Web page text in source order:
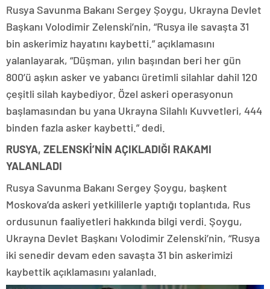
Rusya Savunma Bakanı Sergey Şoygu, Ukrayna Devlet
Başkanı Volodimir Zelenski’nin, “Rusya ile savaşta 31
bin askerimiz hayatını kaybetti.” açıklamasını
yalanlayarak, “Düşman, yılın başından beri her gün
800’ü aşkın asker ve yabancı üretimli silahlar dahil 120
çeşitli silah kaybediyor. Özel askeri operasyonun
başlamasından bu yana Ukrayna Silahlı Kuvvetleri, 444
binden fazla asker kaybetti.” dedi.
RUSYA, ZELENSKİ’NİN AÇIKLADIĞI RAKAMI
YALANLADI
Rusya Savunma Bakanı Sergey Şoygu, başkent
Moskova’da askeri yetkililerle yaptığı toplantıda, Rus
ordusunun faaliyetleri hakkında bilgi verdi. Şoygu,
Ukrayna Devlet Başkanı Volodimir Zelenski’nin, “Rusya
iki senedir devam eden savaşta 31 bin askerimizi
kaybettik açıklamasını yalanladı.